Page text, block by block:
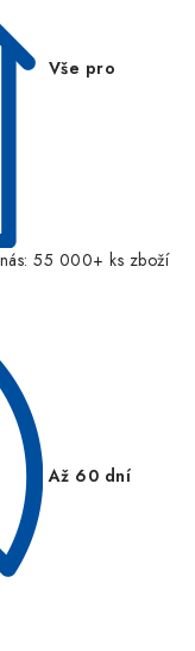
Vše pro
55 000+ ks zboží
Až 60 dní